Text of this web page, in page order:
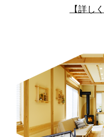
いただいた提供先以外の
当社は、個人情報の取扱
針、その他規範を遵守し
クセス、個人情報の滅失
リスクに対して適切な予
性、正確性の確保を図り
被害の最小限化に努める
施します。
【詳し